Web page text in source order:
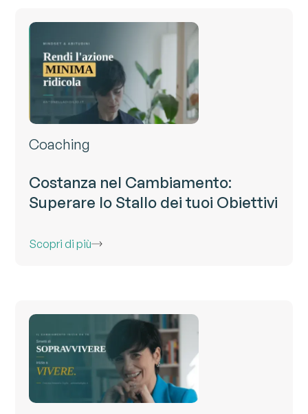
Coaching
Costanza nel Cambiamento:
Superare lo Stallo dei tuoi Obiettivi
Scopri di più